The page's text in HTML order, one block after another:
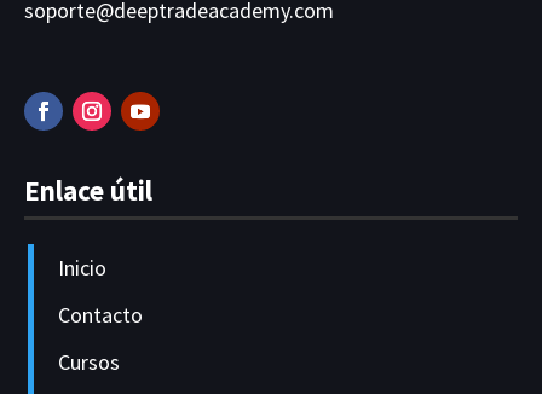
soporte@deeptradeacademy.com
Enlace útil
Inicio
Contacto
Cursos